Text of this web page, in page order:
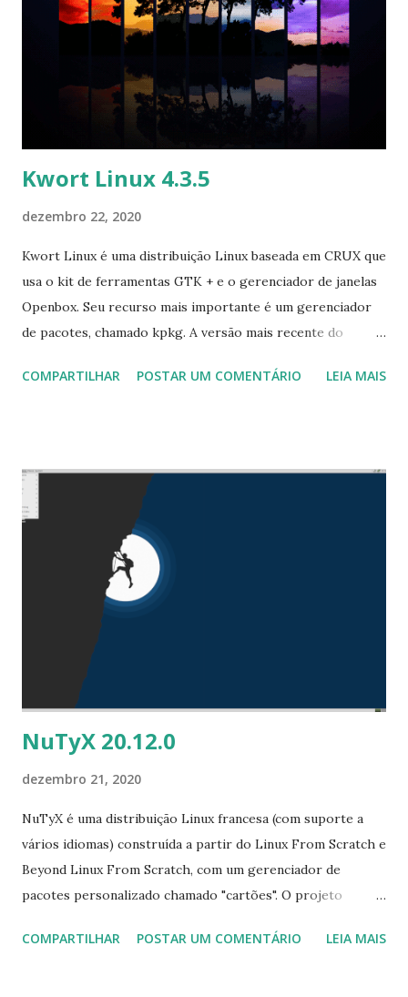
Kwort Linux 4.3.5
dezembro 22, 2020
Kwort Linux é uma distribuição Linux baseada em CRUX que
usa o kit de ferramentas GTK + e o gerenciador de janelas
Openbox. Seu recurso mais importante é um gerenciador
de pacotes, chamado kpkg. A versão mais recente do
compilador e pacotes de gerenciamento de pacotes. A
muito maduro. Novos itens incluídos na interface do
usuário, algumas correções de bugs do lançamento
anterior e, claro, os pacotes estáveis ​​mais recentes. Vamos
falar um pouco do que temos aqui: kernel Linux 5.10.1 - sim,
a nova versão do Linux LTS. Novo conjunto de ferramentas
incluindo glibc 2.32, GCC 10.2.0 e Binutils 2.35.1. kpkg 130. Os
arquivos kdb espelhados agora estão incluídos na
instalação para evitar problemas anteriores. Navegadores
mais recentes, incluindo Google Chrome 87.0.4280.88 ...
COMPARTILHAR POSTAR UM COMENTÁRIO LEIA MAIS
NuTyX 20.12.0
dezembro 21, 2020
NuTyX é uma distribuição Linux francesa (com suporte a
vários idiomas) construída a partir do Linux From Scratch e
Beyond Linux From Scratch, com um gerenciador de
pacotes personalizado chamado "cartões". O projeto
com suporte. "21 meses após o lançamento da primeira
COMPARTILHAR POSTAR UM COMENTÁRIO LEIA MAIS